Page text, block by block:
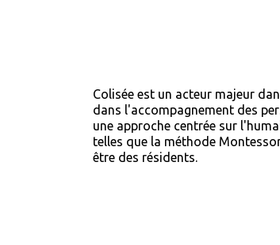
Colisée est un acteur majeur
dans l'accompagnement des
une approche centrée sur
telles que la méthode
être des résidents.